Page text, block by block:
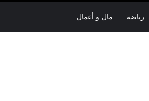
رياضة مال و أعمال